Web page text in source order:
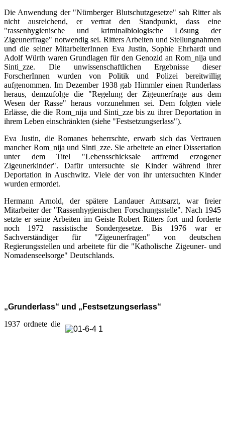
Die Anwendung der "Nürnberger Blutschutzgesetze" sah Ritter als
nicht ausreichend, er vertrat den Standpunkt, dass eine
"rassenhygienische und kriminalbiologische Lösung der
Zigeunerfrage" notwendig sei. Ritters Arbeiten und Stellungnahmen
und die seiner MitarbeiterInnen Eva Justin, Sophie Ehrhardt und
Adolf Würth waren Grundlagen für den Genozid an Rom_nija und
Sinti_zze. Die unwissenschaftlichen Ergebnisse dieser
ForscherInnen wurden von Politik und Polizei bereitwillig
aufgenommen. Im Dezember 1938 gab Himmler einen Runderlass
heraus, demzufolge die "Regelung der Zigeunerfrage aus dem
Wesen der Rasse" heraus vorzunehmen sei. Dem folgten viele
Erlässe, die die Rom_nija und Sinti_zze bis zu ihrer Deportation in
ihrem Leben einschränkten (siehe "Festsetzungserlass").
Eva Justin, die Romanes beherrschte, erwarb sich das Vertrauen
mancher Rom_nija und Sinti_zze. Sie arbeitete an einer Dissertation
unter dem Titel "Lebensschicksale artfremd erzogener
Zigeunerkinder". Dafür untersuchte sie Kinder während ihrer
Deportation in Auschwitz. Viele der von ihr untersuchten Kinder
wurden ermordet.
Hermann Arnold, der spätere Landauer Amtsarzt, war freier
Mitarbeiter der "Rassenhygienischen Forschungsstelle". Nach 1945
setzte er seine Arbeiten im Geiste Robert Ritters fort und forderte
noch 1972 rassistische Sondergesetze. Bis 1976 war er
Sachverständiger für "Zigeunerfragen" von deutschen
Regierungsstellen und arbeitete für die "Katholische Zigeuner- und
Nomadenseelsorge" Deutschlands.
„Grunderlass“ und „Festsetzungserlass“
1937 ordnete die